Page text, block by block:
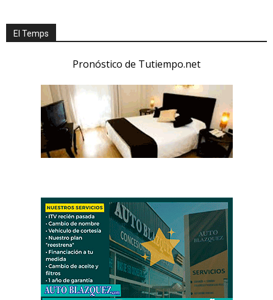
El Temps
Pronóstico de Tutiempo.net